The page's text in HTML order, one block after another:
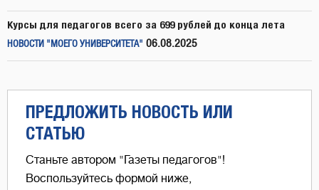
Курсы для педагогов всего за 699 рублей до конца лета
НОВОСТИ "МОЕГО УНИВЕРСИТЕТА" 06.08.2025
ПРЕДЛОЖИТЬ НОВОСТЬ ИЛИ
СТАТЬЮ
Станьте автором "Газеты педагогов"!
Воспользуйтесь формой ниже,